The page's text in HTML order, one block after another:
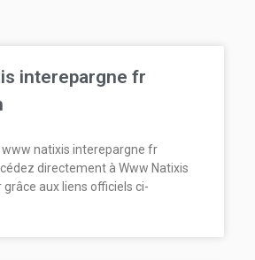
interepargne fr
natixis interepargne fr
directement à Www Natixis
grâce aux liens officiels ci-